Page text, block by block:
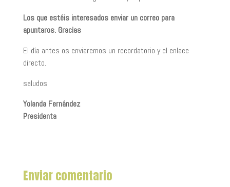
Los que estéis interesados enviar un correo para
apuntaros. Gracias
El día antes os enviaremos un recordatorio y el enlace
directo.
saludos
Yolanda Fernández
Presidenta
Enviar comentario